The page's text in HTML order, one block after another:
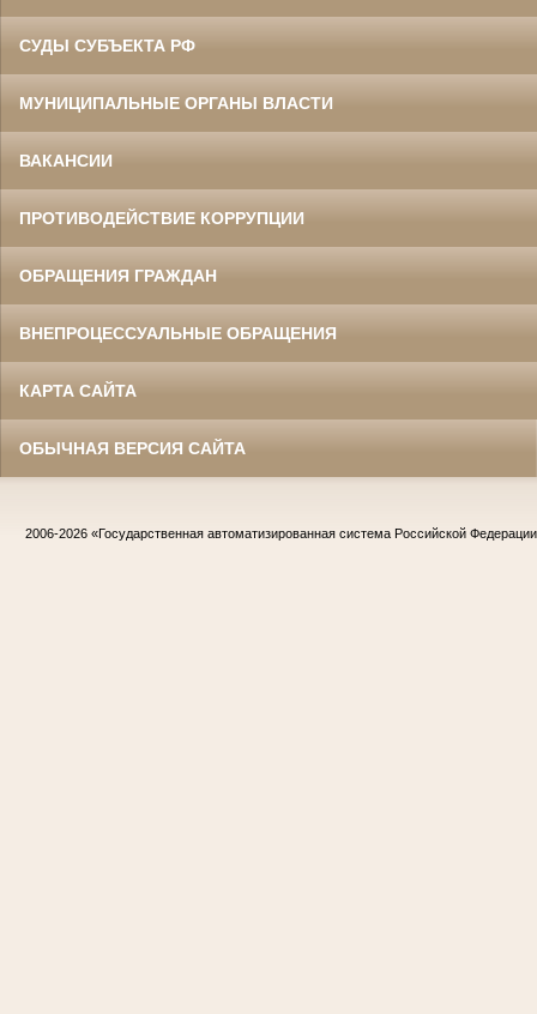
СУДЫ СУБЪЕКТА РФ
МУНИЦИПАЛЬНЫЕ ОРГАНЫ ВЛАСТИ
ВАКАНСИИ
ПРОТИВОДЕЙСТВИЕ КОРРУПЦИИ
ОБРАЩЕНИЯ ГРАЖДАН
ВНЕПРОЦЕССУАЛЬНЫЕ ОБРАЩЕНИЯ
КАРТА САЙТА
ОБЫЧНАЯ ВЕРСИЯ САЙТА
2006-2026 «Государственная автоматизированная система Российской